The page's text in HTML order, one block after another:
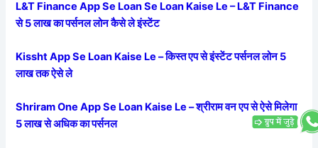
L&T Finance App Se Loan Se Loan Kaise Le – L&T Finance
से 5 लाख का पर्सनल लोन कैसे ले इंस्टेंट
Kissht App Se Loan Kaise Le – किस्त एप से इंस्टेंट पर्सनल लोन 5
लाख तक ऐसे ले
Shriram One App Se Loan Kaise Le – श्रीराम वन एप से ऐसे मिलेगा
5 लाख से अधिक का पर्सनल